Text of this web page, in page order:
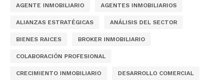
AGENTE INMOBILIARIO AGENTES INMOBILIARIOS
ALIANZAS ESTRATÉGICAS ANÁLISIS DEL SECTOR
BIENES RAICES BROKER INMOBILIARIO
COLABORACIÓN PROFESIONAL
CRECIMIENTO INMOBILIARIO DESARROLLO COMERCIAL